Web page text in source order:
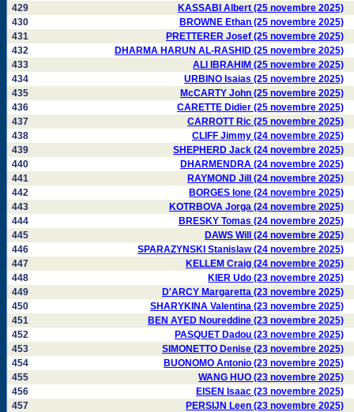
429
KASSABI Albert (25 novembre 2025)
430
BROWNE Ethan (25 novembre 2025)
431
PRETTERER Josef (25 novembre 2025)
432
DHARMA HARUN AL-RASHID (25 novembre 2025)
433
ALI IBRAHIM (25 novembre 2025)
434
URBINO Isaias (25 novembre 2025)
435
McCARTY John (25 novembre 2025)
436
CARETTE Didier (25 novembre 2025)
437
CARROTT Ric (25 novembre 2025)
438
CLIFF Jimmy (24 novembre 2025)
439
SHEPHERD Jack (24 novembre 2025)
440
DHARMENDRA (24 novembre 2025)
441
RAYMOND Jill (24 novembre 2025)
442
BORGES Ione (24 novembre 2025)
443
KOTRBOVA Jorga (24 novembre 2025)
444
BRESKY Tomas (24 novembre 2025)
445
DAWS Will (24 novembre 2025)
446
SPARAZYNSKI Stanislaw (24 novembre 2025)
447
KELLEM Craig (24 novembre 2025)
448
KIER Udo (23 novembre 2025)
449
D'ARCY Margaretta (23 novembre 2025)
450
SHARYKINA Valentina (23 novembre 2025)
451
BEN AYED Noureddine (23 novembre 2025)
452
PASQUET Dadou (23 novembre 2025)
453
SIMONETTO Denise (23 novembre 2025)
454
BUONOMO Antonio (23 novembre 2025)
455
WANG HUO (23 novembre 2025)
456
EISEN Isaac (23 novembre 2025)
457
PERSIJN Leen (23 novembre 2025)